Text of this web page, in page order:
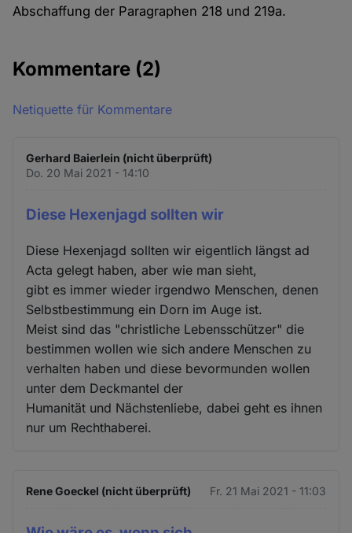
Abschaffung der Paragraphen 218 und 219a.
Kommentare (2)
Netiquette für Kommentare
Gerhard Baierlein (nicht überprüft)
Do. 20 Mai 2021 - 14:10
Diese Hexenjagd sollten wir
Diese Hexenjagd sollten wir eigentlich längst ad
Acta gelegt haben, aber wie man sieht,
gibt es immer wieder irgendwo Menschen, denen
Selbstbestimmung ein Dorn im Auge ist.
Meist sind das "christliche Lebensschützer" die
bestimmen wollen wie sich andere Menschen zu
verhalten haben und diese bevormunden wollen
unter dem Deckmantel der
Humanität und Nächstenliebe, dabei geht es ihnen
nur um Rechthaberei.
Rene Goeckel (nicht überprüft) Fr. 21 Mai 2021 - 11:03